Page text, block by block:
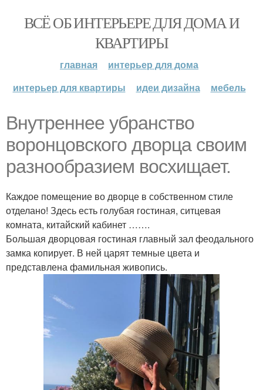
ВСЁ ОБ ИНТЕРЬЕРЕ ДЛЯ ДОМА И
КВАРТИРЫ
главная
интерьер для дома
интерьер для квартиры
идеи дизайна мебель
Внутреннее убранство
воронцовского дворца своим
разнообразием восхищает.
Каждое помещение во дворце в собственном стиле
отделано! Здесь есть голубая гостиная, ситцевая
комната, китайский кабинет …….
Большая дворцовая гостиная главный зал феодального
замка копирует. В ней царят темные цвета и
представлена фамильная живопись.